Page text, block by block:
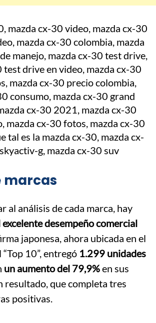
marcas
al análisis de cada marca, hay
excelente desempeño comercial
japonesa, ahora ubicada en el
10”, entregó 1.299 unidades
un aumento del 79,9%en sus
resultado, que completa tres
positivas.